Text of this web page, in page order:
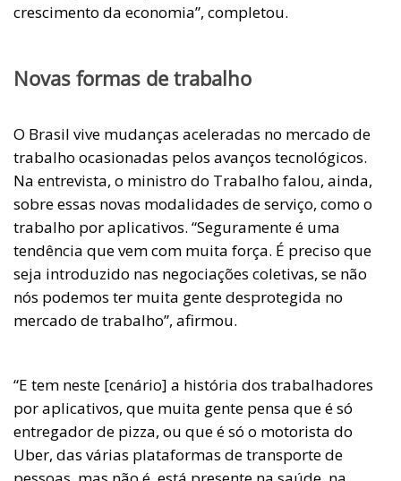
crescimento da economia”, completou.
Novas formas de trabalho
O Brasil vive mudanças aceleradas no mercado de
trabalho ocasionadas pelos avanços tecnológicos.
Na entrevista, o ministro do Trabalho falou, ainda,
sobre essas novas modalidades de serviço, como o
trabalho por aplicativos. “Seguramente é uma
tendência que vem com muita força. É preciso que
seja introduzido nas negociações coletivas, se não
nós podemos ter muita gente desprotegida no
mercado de trabalho”, afirmou.
“E tem neste [cenário] a história dos trabalhadores
por aplicativos, que muita gente pensa que é só
entregador de pizza, ou que é só o motorista do
Uber, das várias plataformas de transporte de